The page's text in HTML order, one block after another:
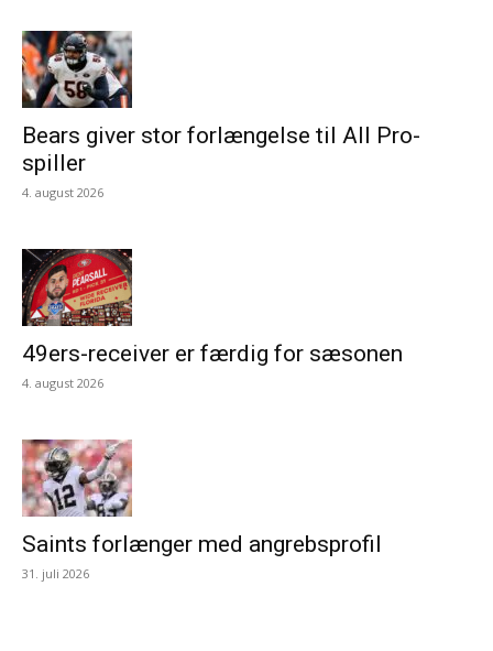
Bears giver stor forlængelse til All Pro-
spiller
4. august 2026
49ers-receiver er færdig for sæsonen
4. august 2026
Saints forlænger med angrebsprofil
31. juli 2026